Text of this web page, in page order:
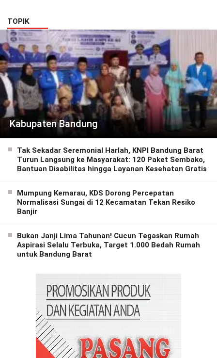
TOPIK
Kabupaten Bandung
Tak Sekadar Seremonial Harlah, KNPI Bandung Barat
Turun Langsung ke Masyarakat: 120 Paket Sembako,
Bantuan Disabilitas hingga Layanan Kesehatan Gratis
Mumpung Kemarau, KDS Dorong Percepatan
Normalisasi Sungai di 12 Kecamatan Tekan Resiko
Banjir
Bukan Janji Lima Tahunan! Cucun Tegaskan Rumah
Aspirasi Selalu Terbuka, Target 1.000 Bedah Rumah
untuk Bandung Barat